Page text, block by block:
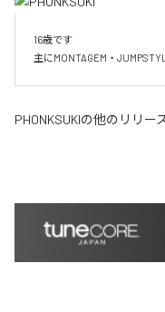
16歳です
主にMONTAGEM・
PHONKSUKIの他のリリー